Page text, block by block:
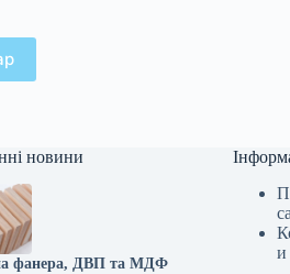
новини
фанера, ДВП та МДФ
и